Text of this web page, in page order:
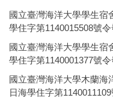
國立臺灣海洋大學學生宿
學住字第1140015508號
國立臺灣海洋大學學生宿
學住字第1140001377號
國立臺灣海洋大學木蘭海
日海學住字第